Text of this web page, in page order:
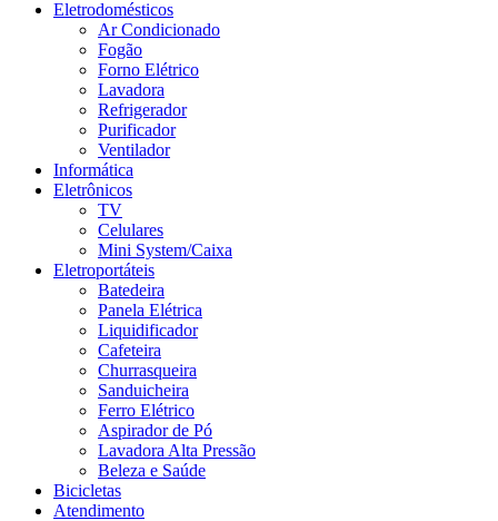
Eletrodomésticos
Ar Condicionado
Fogão
Forno Elétrico
Lavadora
Refrigerador
Purificador
Ventilador
Informática
Eletrônicos
TV
Celulares
Mini System/Caixa
Eletroportáteis
Batedeira
Panela Elétrica
Liquidificador
Cafeteira
Churrasqueira
Sanduicheira
Ferro Elétrico
Aspirador de Pó
Lavadora Alta Pressão
Beleza e Saúde
Bicicletas
Atendimento